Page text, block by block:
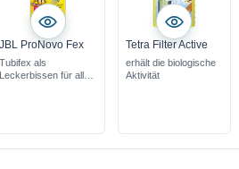
JBL ProNovo Fex
Tubifex als
Leckerbissen für alle
Tetra Filter Active
erhält die biologische
Aktivität